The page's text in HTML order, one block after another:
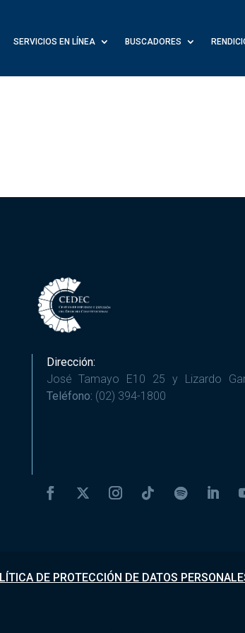
SERVICIOS EN LÍNEA BUSCADORES
Dirección:
José Tamayo E10 25 y Lizardo
Teléfono: (02) 394-1800
DE PROTECCIÓN DE DATOS